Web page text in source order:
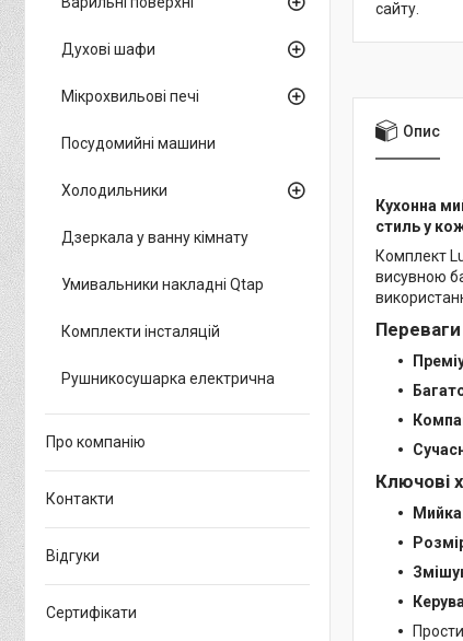
сайту.
Опис
Кухонна
стиль у
Комплект
висувною
Ключові
Духові шафи
Мікрохвильові печі
Посудомийні машини
Холодильники
Дзеркала у ванну кімнату
Умивальники накладні Qtap
Комплекти інсталяцій
Рушникосушарка електрична
Про компанію
Контакти
Відгуки
Сертифікати